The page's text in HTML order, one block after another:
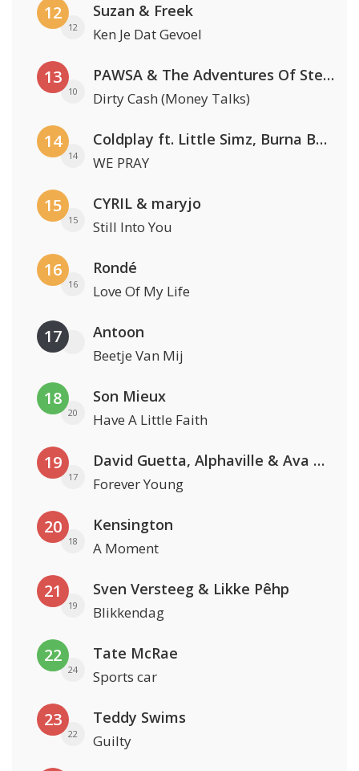
12
12
Suzan & Freek
Ken Je Dat Gevoel
13
10
PAWSA & The Adventures Of Stevie V
Dirty Cash (Money Talks)
14
14
Coldplay ft. Little Simz, Burna Boy, Elyanna & Tini
WE PRAY
15
15
CYRIL & maryjo
Still Into You
16
16
Rondé
Love Of My Life
17 Antoon
Beetje Van Mij
18
20
Son Mieux
Have A Little Faith
19
17
David Guetta, Alphaville & Ava Max
Forever Young
20
18
Kensington
A Moment
21
19
Sven Versteeg & Likke Pêhp
Blikkendag
22
24
Tate McRae
Sports car
23
22
Teddy Swims
Guilty